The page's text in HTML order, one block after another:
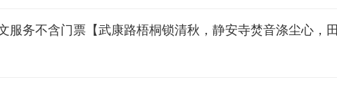
服务不含门票【武康路梧桐锁清秋，静安寺焚音涤尘心，